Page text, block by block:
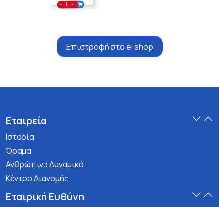
Επιστροφή στο e-shop
Εταιρεία
Ιστορία
Όραμα
Ανθρώπινο Δυναμικό
Κέντρο Διανομής
Εταιρική Ευθύνη